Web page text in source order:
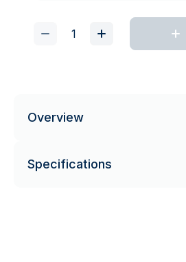
Overview
Specifications